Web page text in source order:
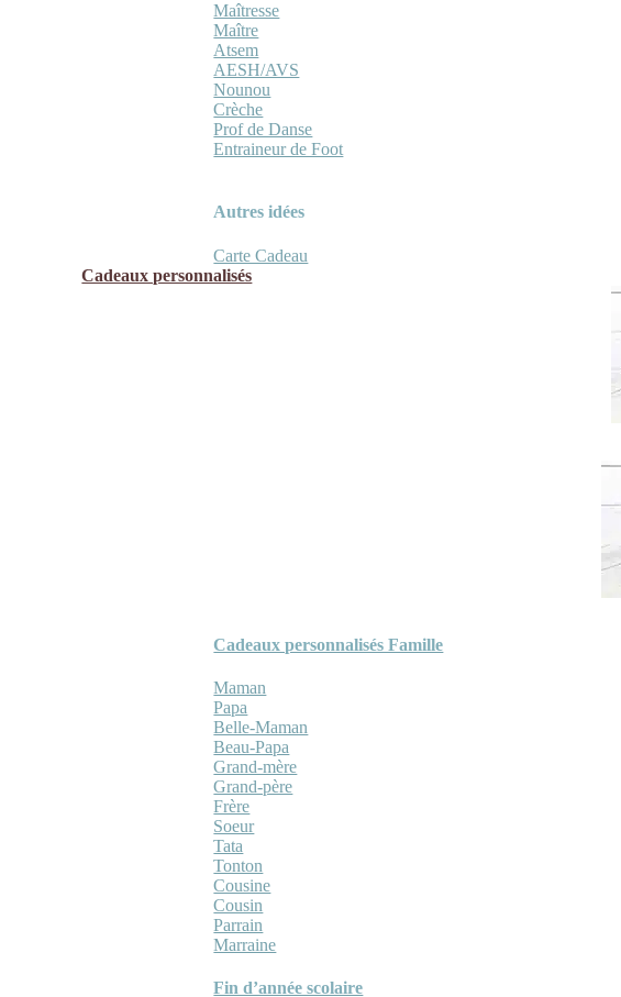
Maîtresse
Maître
Atsem
AESH/AVS
Nounou
Crèche
Prof de Danse
Entraineur de Foot
Autres idées
Carte Cadeau
Cadeaux personnalisés
Cadeaux personnalisés Famille
Maman
Papa
Belle-Maman
Beau-Papa
Grand-mère
Grand-père
Frère
Soeur
Tata
Tonton
Cousine
Cousin
Parrain
Marraine
Fin d’année scolaire